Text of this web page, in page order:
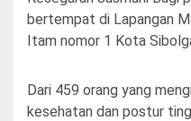
bertempat di Lapangan
Itam nomor 1 Kota
Dari 459 orang yang
kesehatan dan postur